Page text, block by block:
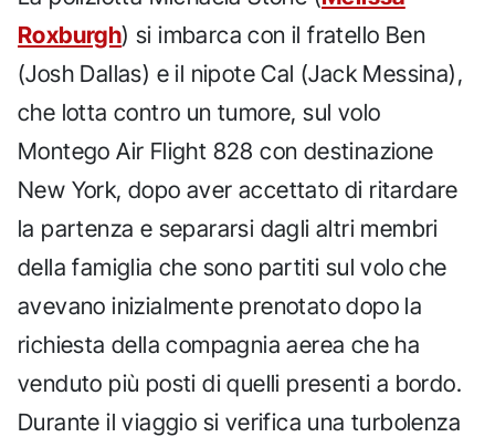
Roxburgh) si imbarca con il fratello Ben
(Josh Dallas) e il nipote Cal (Jack Messina),
che lotta contro un tumore, sul volo
Montego Air Flight 828 con destinazione
New York, dopo aver accettato di ritardare
la partenza e separarsi dagli altri membri
della famiglia che sono partiti sul volo che
avevano inizialmente prenotato dopo la
richiesta della compagnia aerea che ha
venduto più posti di quelli presenti a bordo.
Durante il viaggio si verifica una turbolenza